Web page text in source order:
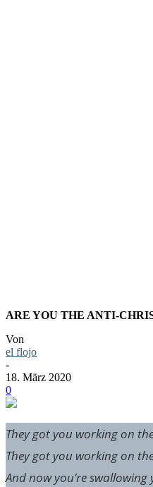
ARE YOU THE ANTI-
Von
el flojo
-
18. März 2020
0
They got you working on
They got you working on
And now you’re